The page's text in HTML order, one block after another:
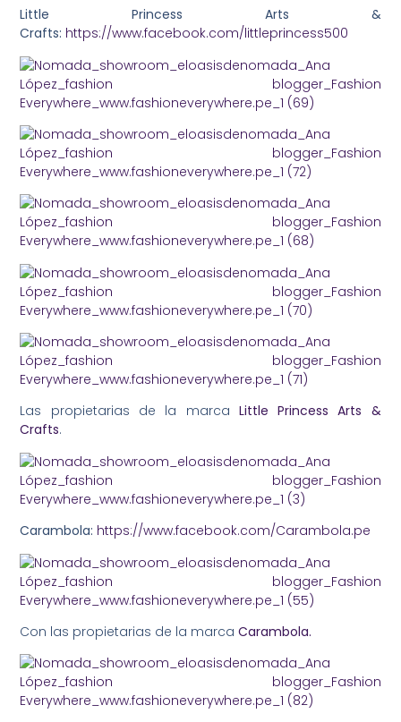
Little Princess Arts &
Crafts: https://www.facebook.com/littleprincess500
Las propietarias de la marca Little Princess Arts &
Crafts.
Carambola: https://www.facebook.com/Carambola.pe
Con las propietarias de la marcaCarambola.